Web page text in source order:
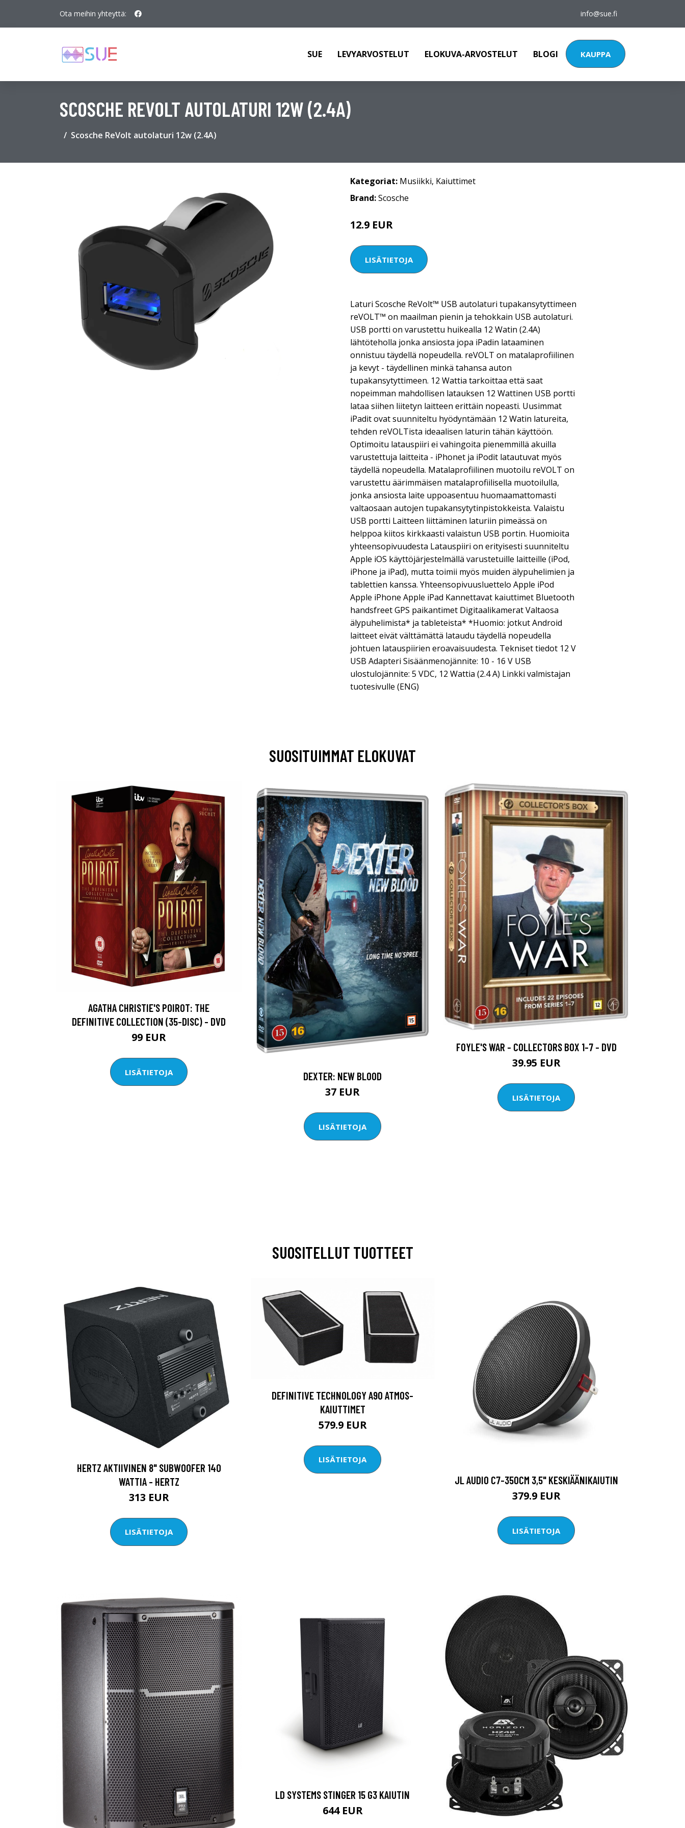
Ota meihin yhteyttä: info@sue.fi
SUE LEVYARVOSTELUT ELOKUVA-ARVOSTELUT BLOGI KAUPPA
SCOSCHE REVOLT AUTOLATURI 12W (2.4A)
Scosche ReVolt autolaturi 12w (2.4A)
Kategoriat: Musiikki, Kaiuttimet
Brand:Scosche
12.9 EUR
LISÄTIETOJA
Laturi Scosche ReVolt™ USB autolaturi tupakansytyttimeen
reVOLT™ on maailman pienin ja tehokkain USB autolaturi.
USB portti on varustettu huikealla 12 Watin (2.4A)
lähtöteholla jonka ansiosta jopa iPadin lataaminen
onnistuu täydellä nopeudella. reVOLT on matalaprofiilinen
ja kevyt - täydellinen minkä tahansa auton
tupakansytyttimeen. 12 Wattia tarkoittaa että saat
nopeimman mahdollisen latauksen 12 Wattinen USB portti
lataa siihen liitetyn laitteen erittäin nopeasti. Uusimmat
iPadit ovat suunniteltu hyödyntämään 12 Watin latureita,
tehden reVOLTista ideaalisen laturin tähän käyttöön.
Optimoitu latauspiiri ei vahingoita pienemmillä akuilla
varustettuja laitteita - iPhonet ja iPodit latautuvat myös
täydellä nopeudella. Matalaprofiilinen muotoilu reVOLT on
varustettu äärimmäisen matalaprofiilisella muotoilulla,
jonka ansiosta laite uppoasentuu huomaamattomasti
valtaosaan autojen tupakansytytinpistokkeista. Valaistu
USB portti Laitteen liittäminen laturiin pimeässä on
helppoa kiitos kirkkaasti valaistun USB portin. Huomioita
yhteensopivuudesta Latauspiiri on erityisesti suunniteltu
Apple iOS käyttöjärjestelmällä varustetuille laitteille (iPod,
iPhone ja iPad), mutta toimii myös muiden älypuhelimien ja
tablettien kanssa. Yhteensopivuusluettelo Apple iPod
Apple iPhone Apple iPad Kannettavat kaiuttimet Bluetooth
handsfreet GPS paikantimet Digitaalikamerat Valtaosa
älypuhelimista* ja tableteista* *Huomio: jotkut Android
laitteet eivät välttämättä lataudu täydellä nopeudella
johtuen latauspiirien eroavaisuudesta. Tekniset tiedot 12 V
USB Adapteri Sisäänmenojännite: 10 - 16 V USB
ulostulojännite: 5 VDC, 12 Wattia (2.4 A) Linkki valmistajan
tuotesivulle (ENG)
SUOSITUIMMAT ELOKUVAT
AGATHA CHRISTIE'S POIROT: THE
DEFINITIVE COLLECTION (35-DISC) - DVD
99 EUR
LISÄTIETOJA DEXTER: NEW BLOOD
37 EUR
LISÄTIETOJA
FOYLE'S WAR - COLLECTORS BOX 1-7 - DVD
39.95 EUR
LISÄTIETOJA
SUOSITELLUT TUOTTEET
HERTZ AKTIIVINEN 8" SUBWOOFER 140
WATTIA - HERTZ
313 EUR
LISÄTIETOJA
DEFINITIVE TECHNOLOGY A90 ATMOS-
KAIUTTIMET
579.9 EUR
LISÄTIETOJA
JL AUDIO C7-350CM 3,5" KESKIÄÄNIKAIUTIN
379.9 EUR
LISÄTIETOJA
LD SYSTEMS STINGER 15 G3 KAIUTIN
644 EUR